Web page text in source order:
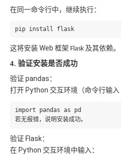
在同一命令行中，继续执行：
pip install flask
这将安装 Web 框架 Flask 及其依赖。
4. 验证安装是否成功
验证 pandas ：
打开 Python 交互环境（命令行输入
import pandas as pd
若无报错，说明安装成功。
验证 Flask：
在 Python 交互环境中输入：